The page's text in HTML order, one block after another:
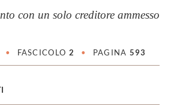
con un solo creditore ammesso
• FASCICOLO 2 • PAGINA 593